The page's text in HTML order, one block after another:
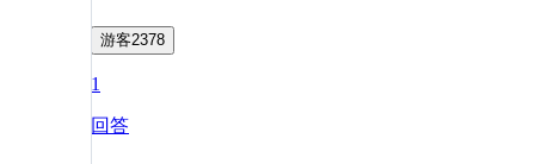
游客2378
1
回答